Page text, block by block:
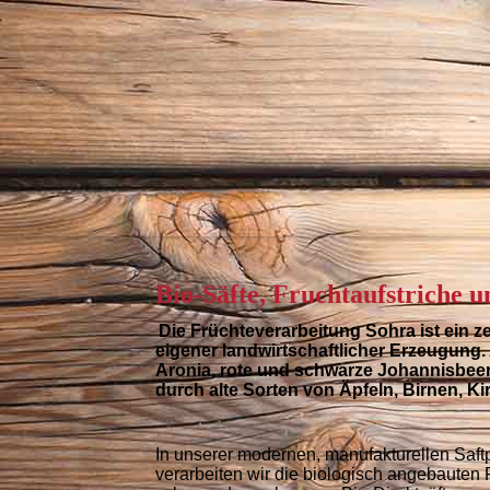
Bio-Säfte, Fruchtaufstriche
DieFrüchteverarbeitung Sohraist ein
eigener landwirtschaftlicher
Aronia, rote und schwarze
durch alte Sorten von Äpfeln, Birnen,
In unserer modernen, manufakturellen
verarbeiten wir die biologisch angebauten